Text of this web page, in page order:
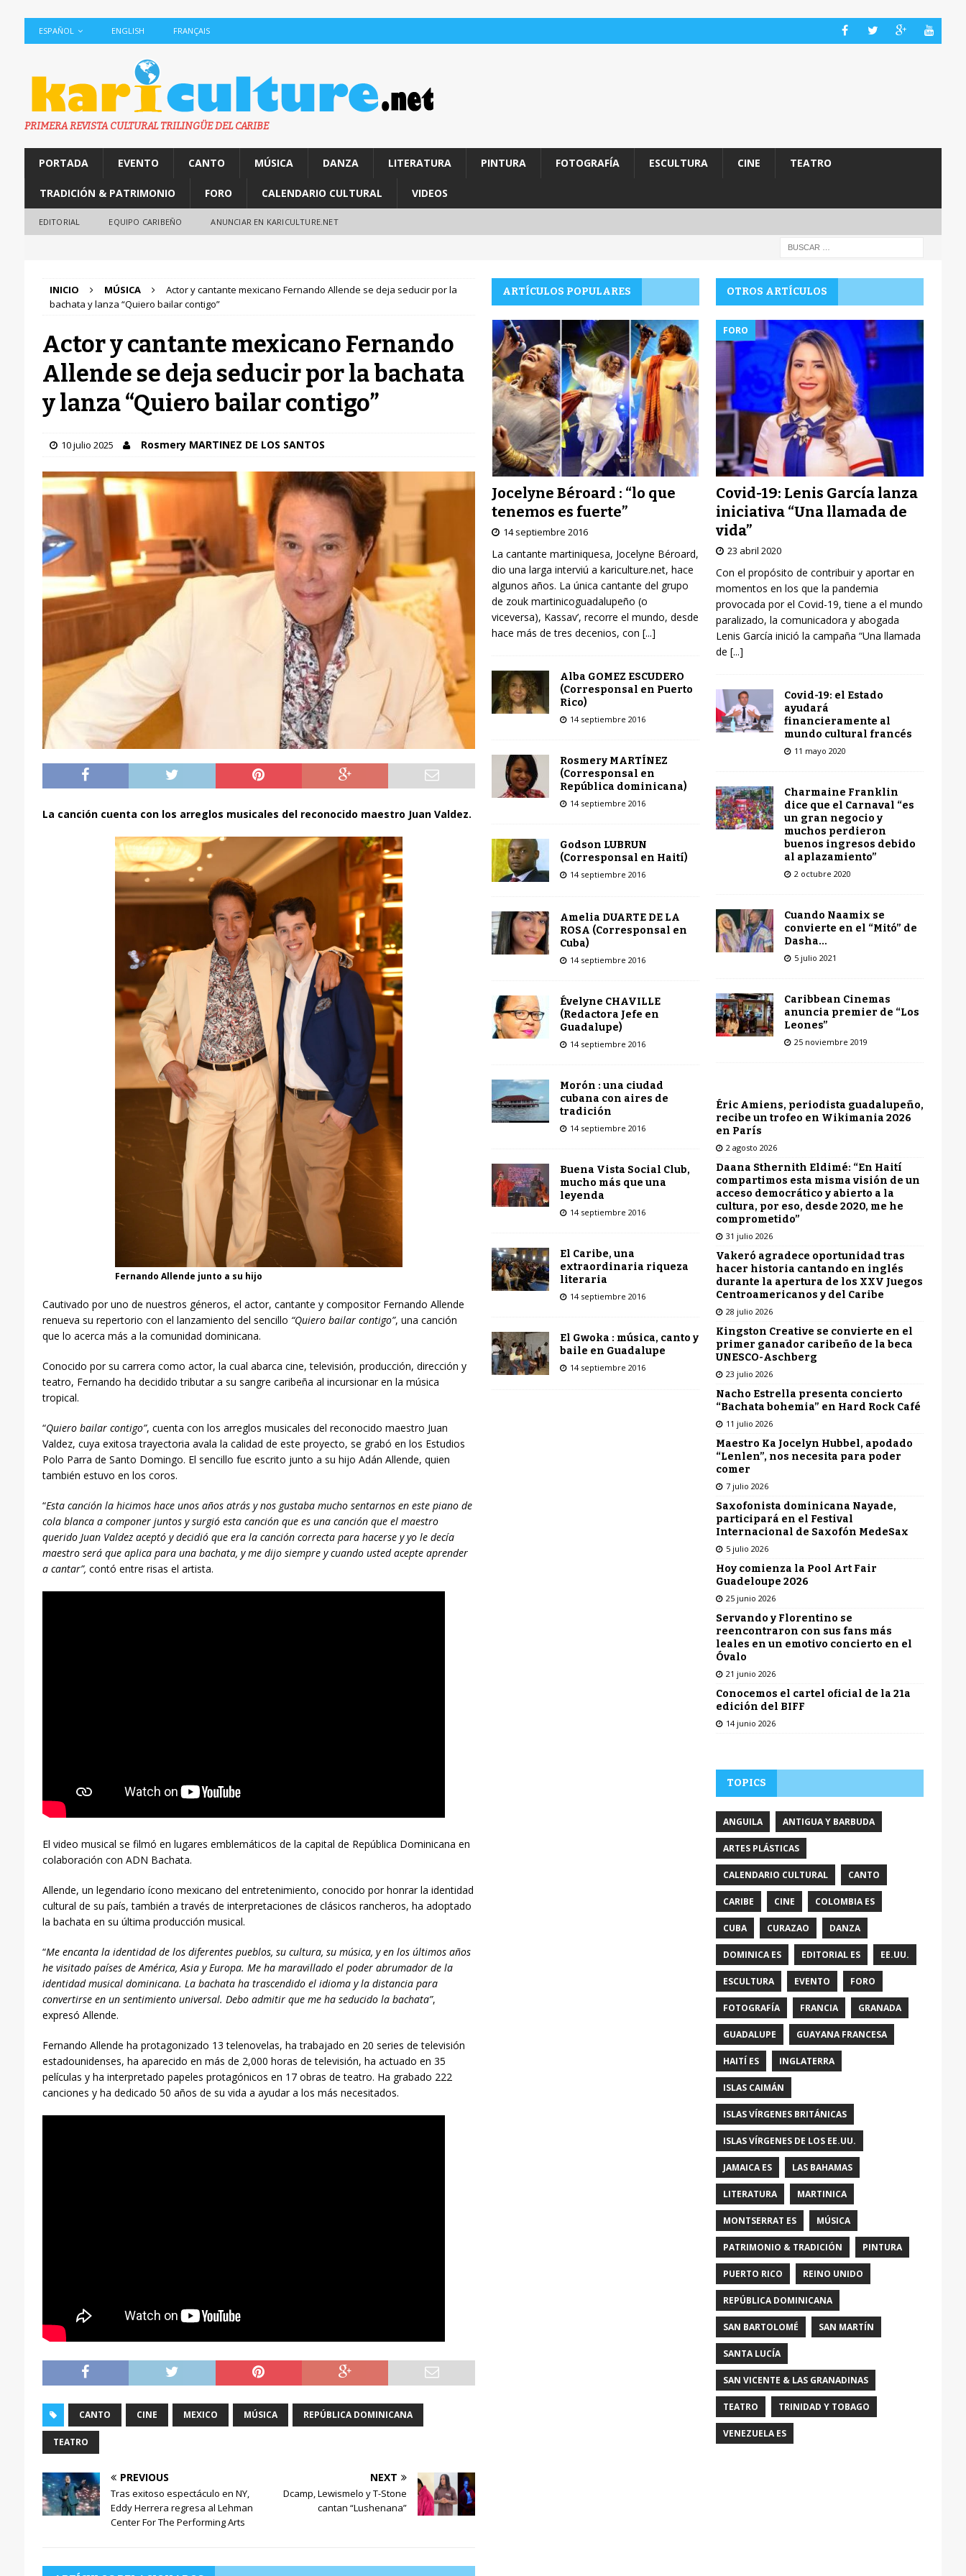
ESPAÑOL ENGLISH FRANÇAIS
PRIMERA REVISTA CULTURAL TRILINGÜE DEL CARIBE
PORTADA EVENTO CANTO MÚSICA DANZA LITERATURA PINTURA FOTOGRAFÍA ESCULTURA CINE TEATRO
TRADICIÓN & PATRIMONIO FORO CALENDARIO CULTURAL VIDEOS
EDITORIAL EQUIPO CARIBEÑO ANUNCIAR EN KARICULTURE.NET
INICIO MÚSICA
Actor y cantante mexicano Fernando Allende se deja seducir por la
bachata y lanza “Quiero bailar contigo”
Actor y cantante mexicano Fernando
Allende se deja seducir por la bachata
y lanza “Quiero bailar contigo”
10 julio 2025 Rosmery MARTINEZ DE LOS SANTOS
La canción cuenta con los arreglos musicales del reconocido maestro Juan Valdez.
Fernando Allende junto a su hijo
Cautivado por uno de nuestros géneros, el actor, cantante y compositor Fernando Allende
renueva su repertorio con el lanzamiento del sencillo “Quiero bailar contigo”, una canción
que lo acerca más a la comunidad dominicana.
Conocido por su carrera como actor, la cual abarca cine, televisión, producción, dirección y
teatro, Fernando ha decidido tributar a su sangre caribeña al incursionar en la música
tropical.
“Quiero bailar contigo”, cuenta con los arreglos musicales del reconocido maestro Juan
Valdez, cuya exitosa trayectoria avala la calidad de este proyecto, se grabó en los Estudios
Polo Parra de Santo Domingo. El sencillo fue escrito junto a su hijo Adán Allende, quien
también estuvo en los coros.
“Esta canción la hicimos hace unos años atrás y nos gustaba mucho sentarnos en este piano de
cola blanca a componer juntos y surgió esta canción que es una canción que el maestro
querido Juan Valdez aceptó y decidió que era la canción correcta para hacerse y yo le decía
maestro será que aplica para una bachata, y me dijo siempre y cuando usted acepte aprender
a cantar”, contó entre risas el artista.
El video musical se filmó en lugares emblemáticos de la capital de República Dominicana en
colaboración con ADN Bachata.
Allende, un legendario ícono mexicano del entretenimiento, conocido por honrar la identidad
cultural de su país, también a través de interpretaciones de clásicos rancheros, ha adoptado
la bachata en su última producción musical.
“Me encanta la identidad de los diferentes pueblos, su cultura, su música, y en los últimos años
he visitado países de América, Asia y Europa. Me ha maravillado el poder abrumador de la
identidad musical dominicana. La bachata ha trascendido el idioma y la distancia para
convertirse en un sentimiento universal. Debo admitir que me ha seducido la bachata”,
expresó Allende.
Fernando Allende ha protagonizado 13 telenovelas, ha trabajado en 20 series de televisión
estadounidenses, ha aparecido en más de 2,000 horas de televisión, ha actuado en 35
películas y ha interpretado papeles protagónicos en 17 obras de teatro. Ha grabado 222
canciones y ha dedicado 50 años de su vida a ayudar a los más necesitados.
CANTO CINE MEXICO MÚSICA REPÚBLICA DOMINICANA
TEATRO
PREVIOUS
Tras exitoso espectáculo en NY,
Eddy Herrera regresa al Lehman
Center For The Performing Arts
NEXT
Dcamp, Lewismelo y T-Stone
cantan “Lushenana”
ARTÍCULOS POPULARES
Jocelyne Béroard : “lo que
tenemos es fuerte”
14 septiembre 2016
La cantante martiniquesa, Jocelyne Béroard,
dio una larga interviú a kariculture.net, hace
algunos años. La única cantante del grupo
de zouk martinicoguadalupeño (o
viceversa), Kassav’, recorre el mundo, desde
hace más de tres decenios, con [...]
Alba GOMEZ ESCUDERO
(Corresponsal en Puerto
Rico)
14 septiembre 2016
Rosmery MARTÍNEZ
(Corresponsal en
República dominicana)
14 septiembre 2016
Godson LUBRUN
(Corresponsal en Haití)
14 septiembre 2016
Amelia DUARTE DE LA
ROSA (Corresponsal en
Cuba)
14 septiembre 2016
Évelyne CHAVILLE
(Redactora Jefe en
Guadalupe)
14 septiembre 2016
Morón : una ciudad
cubana con aires de
tradición
14 septiembre 2016
Buena Vista Social Club,
mucho más que una
leyenda
14 septiembre 2016
El Caribe, una
extraordinaria riqueza
literaria
14 septiembre 2016
El Gwoka : música, canto y
baile en Guadalupe
14 septiembre 2016
OTROS ARTÍCULOS
FORO
Covid-19: Lenis García lanza
iniciativa “Una llamada de
vida”
23 abril 2020
Con el propósito de contribuir y aportar en
momentos en los que la pandemia
provocada por el Covid-19, tiene a el mundo
paralizado, la comunicadora y abogada
Lenis García inició la campaña “Una llamada
de [...]
Covid-19: el Estado
ayudará
financieramente al
mundo cultural francés
11 mayo 2020
Charmaine Franklin
dice que el Carnaval “es
un gran negocio y
muchos perdieron
buenos ingresos debido
al aplazamiento”
2 octubre 2020
Cuando Naamix se
convierte en el “Mitó” de
Dasha…
5 julio 2021
Caribbean Cinemas
anuncia premier de “Los
Leones”
25 noviembre 2019
Éric Amiens, periodista guadalupeño,
recibe un trofeo en Wikimania 2026
en París
2 agosto 2026
Daana Sthernith Eldimé: “En Haití
compartimos esta misma visión de un
acceso democrático y abierto a la
cultura, por eso, desde 2020, me he
comprometido”
31 julio 2026
Vakeró agradece oportunidad tras
hacer historia cantando en inglés
durante la apertura de los XXV Juegos
Centroamericanos y del Caribe
28 julio 2026
Kingston Creative se convierte en el
primer ganador caribeño de la beca
UNESCO-Aschberg
23 julio 2026
Nacho Estrella presenta concierto
“Bachata bohemia” en Hard Rock Café
11 julio 2026
Maestro Ka Jocelyn Hubbel, apodado
“Lenlen”, nos necesita para poder
comer
7 julio 2026
Saxofonista dominicana Nayade,
participará en el Festival
Internacional de Saxofón MedeSax
5 julio 2026
Hoy comienza la Pool Art Fair
Guadeloupe 2026
25 junio 2026
Servando y Florentino se
reencontraron con sus fans más
leales en un emotivo concierto en el
Óvalo
21 junio 2026
Conocemos el cartel oficial de la 21a
edición del BIFF
14 junio 2026
TOPICS
ANGUILA ANTIGUA Y BARBUDA
ARTES PLÁSTICAS
CALENDARIO CULTURAL CANTO
CARIBE CINE COLOMBIA ES
CUBA CURAZAO DANZA
DOMINICA ES EDITORIAL ES EE.UU.
ESCULTURA EVENTO FORO
FOTOGRAFÍA FRANCIA GRANADA
GUADALUPE GUAYANA FRANCESA
HAITÍ ES INGLATERRA
ISLAS CAIMÁN
ISLAS VÍRGENES BRITÁNICAS
ISLAS VÍRGENES DE LOS EE.UU.
JAMAICA ES LAS BAHAMAS
LITERATURA MARTINICA
MONTSERRAT ES MÚSICA
PATRIMONIO & TRADICIÓN PINTURA
PUERTO RICO REINO UNIDO
REPÚBLICA DOMINICANA
SAN BARTOLOMÉ SAN MARTÍN
SANTA LUCÍA
SAN VICENTE & LAS GRANADINAS
TEATRO TRINIDAD Y TOBAGO
VENEZUELA ES